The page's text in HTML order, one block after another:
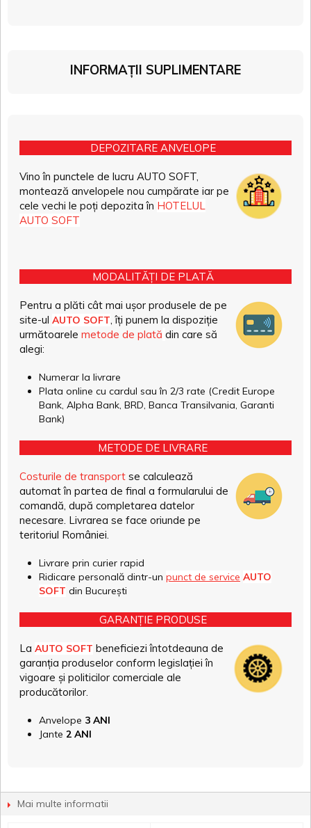
INFORMAȚII SUPLIMENTARE
DEPOZITARE ANVELOPE
Vino în punctele de lucru AUTO SOFT,
montează anvelopele nou cumpărate iar pe
cele vechi le poți depozita în HOTELUL
AUTO SOFT
MODALITĂȚI DE PLATĂ
Pentru a plăti cât mai ușor produsele de pe
site-ul AUTO SOFT, îți punem la dispoziție
următoarele metode de plată din care să
alegi:
Numerar la livrare
Plata online cu cardul sau în 2/3 rate (Credit Europe
Bank, Alpha Bank, BRD, Banca Transilvania, Garanti
Bank)
METODE DE LIVRARE
Costurile de transport se calculează
automat în partea de final a formularului de
comandă, după completarea datelor
necesare. Livrarea se face oriunde pe
teritoriul României.
Livrare prin curier rapid
Ridicare personală dintr-un punct de service AUTO
SOFT din București
GARANȚIE PRODUSE
La AUTO SOFT beneficiezi întotdeauna de
garanția produselor conform legislației în
vigoare și politicilor comerciale ale
producătorilor.
Anvelope 3 ANI
Jante 2 ANI
Mai multe informatii